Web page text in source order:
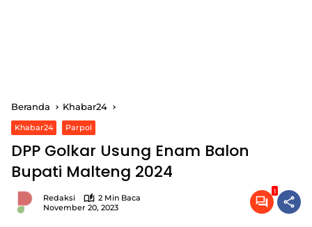
Beranda Khabar24
Khabar24 Parpol
DPP Golkar Usung Enam Balon
Bupati Malteng 2024
Redaksi
2 Min Baca
November 20, 2023
1